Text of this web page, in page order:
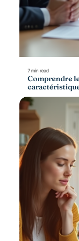
7 min read
Comprendre